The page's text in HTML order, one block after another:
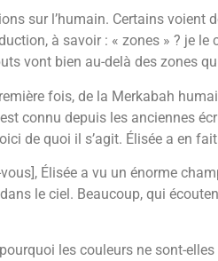
sur l’humain. Certains
à savoir : « zones » ? je
vont bien au-delà des zones
fois, de la Merkabah
connu depuis les anciennes
de quoi il s’agit. Élisée a en
Élisée a vu un énorme
le ciel. Beaucoup, qui
les couleurs ne sont-